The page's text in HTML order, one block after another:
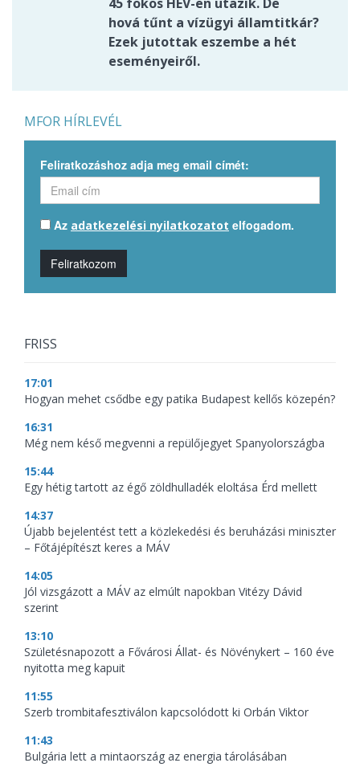
hová tűnt a vízügyi államtitkár?
Ezek jutottak eszembe a hét
eseményeiről.
MFOR HÍRLEVÉL
Feliratkozáshoz adja meg email címét:
Az adatkezelési nyilatkozatot elfogadom.
Feliratkozom
FRISS
17:01
Hogyan mehet csődbe egy patika Budapest kellős közepén?
16:31
Még nem késő megvenni a repülőjegyet Spanyolországba
15:44
Egy hétig tartott az égő zöldhulladék eloltása Érd mellett
14:37
Újabb bejelentést tett a közlekedési és beruházási miniszter
– Főtájépítészt keres a MÁV
14:05
Jól vizsgázott a MÁV az elmúlt napokban Vitézy Dávid
szerint
13:10
Születésnapozott a Fővárosi Állat- és Növénykert – 160 éve
nyitotta meg kapuit
11:55
Szerb trombitafesztiválon kapcsolódott ki Orbán Viktor
11:43
Bulgária lett a mintaország az energia tárolásában